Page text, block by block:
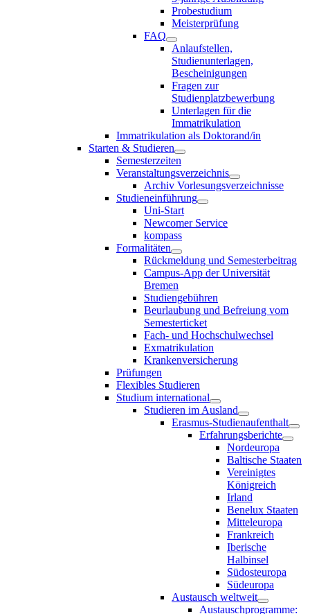
Probestudium
Meisterprüfung
FAQ
Anlaufstellen,
Studienunterlagen,
Bescheinigungen
Fragen zur
Studienplatzbewerbung
Unterlagen für die
Immatrikulation
Immatrikulation als Doktorand/in
Starten & Studieren
Semesterzeiten
Veranstaltungsverzeichnis
Archiv Vorlesungsverzeichnisse
Studieneinführung
Uni-Start
Newcomer Service
kompass
Formalitäten
Rückmeldung und Semesterbeitrag
Campus-App der Universität
Bremen
Studiengebühren
Beurlaubung und Befreiung vom
Semesterticket
Fach- und Hochschulwechsel
Exmatrikulation
Krankenversicherung
Prüfungen
Flexibles Studieren
Studium international
Studieren im Ausland
Erasmus-Studienaufenthalt
Erfahrungsberichte
Nordeuropa
Baltische Staaten
Vereinigtes
Königreich
Irland
Benelux Staaten
Mitteleuropa
Frankreich
Iberische
Halbinsel
Südosteuropa
Südeuropa
Austausch weltweit
Austauschprogramme: